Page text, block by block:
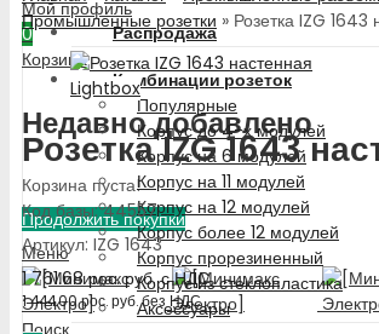
Мой профиль
0
Корзина
Недавно добавлено
Корзина пуста!
Продолжить покупки
Меню
Поиск
Распродажа
Комбинации розеток
Популярные
Корпус до 4-х модулей
Корпус на 6 модулей
Корпус на 11 модулей
Корпус на 12 модулей
Корпус более 12 модулей
Корпус прорезиненный
Корпус из стеклопластика
Аксессуары
Промышленные розетки » Розетка IZG 1643
Lightbox
Розетка IZG 1643
Код базы: 44557
Артикул: IZG 1643
1 761.68рос. руб.с НДС
1 444.00рос. руб.без НДС